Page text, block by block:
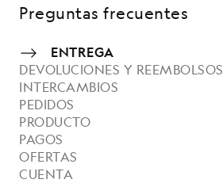
Preguntas frecuentes
ENTREGA
DEVOLUCIONES Y REEMBOLSOS
INTERCAMBIOS
PEDIDOS
PRODUCTO
PAGOS
OFERTAS
CUENTA